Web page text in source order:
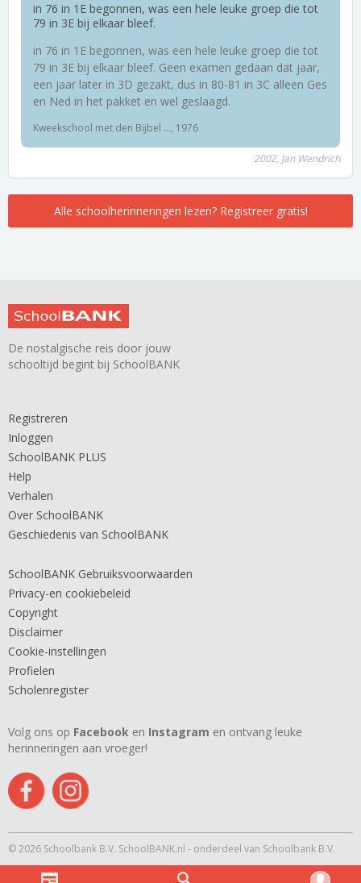
in 76 in 1E begonnen, was een hele leuke groep die tot
79 in 3E bij elkaar bleef.
in 76 in 1E begonnen, was een hele leuke groep die tot
79 in 3E bij elkaar bleef. Geen examen gedaan dat jaar,
een jaar later in 3D gezakt, dus in 80-81 in 3C alleen Ges
en Ned in het pakket en wel geslaagd.
Kweekschool met den Bijbel ..., 1976
2002, Jan Wendrich
Alle schoolherinneringen lezen? Registreer gratis!
De nostalgische reis door jouw
schooltijd begint bij SchoolBANK
Registreren
Inloggen
SchoolBANK PLUS
Help
Verhalen
Over SchoolBANK
Geschiedenis van SchoolBANK
SchoolBANK Gebruiksvoorwaarden
Privacy-en cookiebeleid
Copyright
Disclaimer
Cookie-instellingen
Profielen
Scholenregister
Volg ons op Facebook en Instagram en ontvang leuke
herinneringen aan vroeger!
© 2026 Schoolbank B.V. SchoolBANK.nl - onderdeel van Schoolbank B.V.